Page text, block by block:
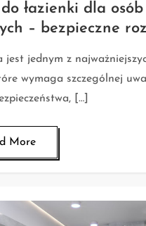
do łazienki dla osób
– bezpieczne
jest jednym z
wymaga szczególnej
[…]
More